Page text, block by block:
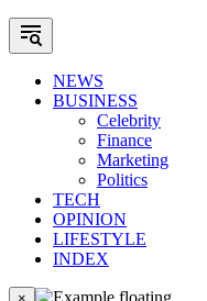
NEWS
BUSINESS
Celebrity
Finance
Marketing
Politics
TECH
OPINION
LIFESTYLE
INDEX